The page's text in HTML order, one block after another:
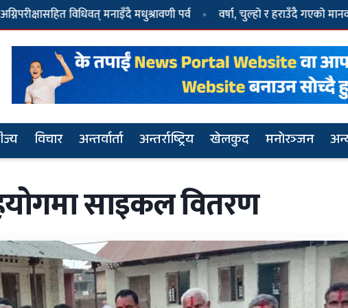
मनाइँदै मधुश्रावणी पर्व वर्षा, चुल्हो र हराउँदै गएको मानवता दुर्गा
विचार अन्तर्वार्ता अन्तर्राष्ट्रिय खेलकुद मनोरञ्जन
२
धवल र दुर्गा प्रसाईंले गठन गरे दल, नाम ‘जय
नेपाल पार्टी’
५ दुर्गा प्रसाईं पक्राउ ६
साइकल वितरण